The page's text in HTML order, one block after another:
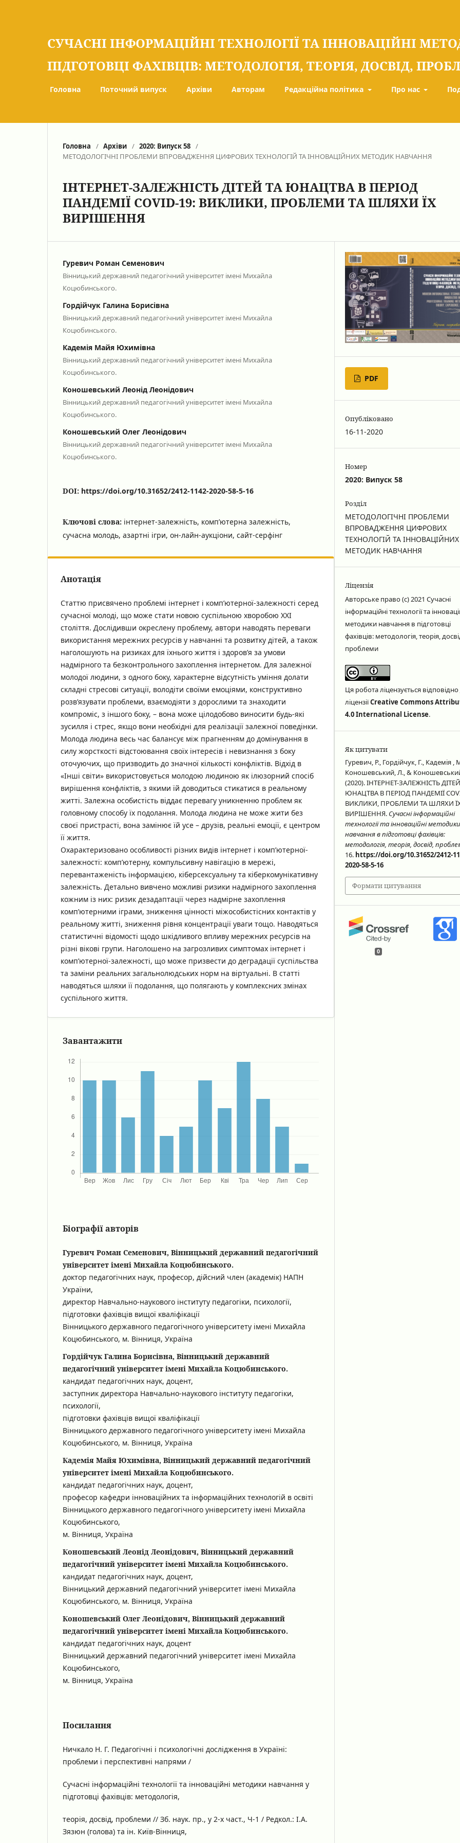
СУЧАСНІ ІНФОРМАЦІЙНІ ТЕХНОЛОГІЇ ТА ІННОВАЦІЙНІ
ПІДГОТОВЦІ ФАХІВЦІВ: МЕТОДОЛОГІЯ, ТЕОРІЯ, ДОСВІД,
Головна Поточний випуск Архіви Авторам Редакційна політика Про нас
Головна / Архіви / 2020: Випуск 58 /
МЕТОДОЛОГІЧНІ ПРОБЛЕМИ ВПРОВАДЖЕННЯ ЦИФРОВИХ ТЕХНОЛОГІЙ ТА ІННОВАЦІЙНИХ МЕТОДИК НАВЧАННЯ
ІНТЕРНЕТ-ЗАЛЕЖНІСТЬ ДІТЕЙ ТА ЮНАЦТВА В ПЕРІОД
ПАНДЕМІЇ COVID-19: ВИКЛИКИ, ПРОБЛЕМИ ТА ШЛЯХИ ЇХ
ВИРІШЕННЯ
Гуревич Роман Семенович
Вінницький державний педагогічний університет імені Михайла
Коцюбинського.
Гордійчук Галина Борисівна
Вінницький державний педагогічний університет імені Михайла
Коцюбинського.
Кадемія Майя Юхимівна
Вінницький державний педагогічний університет імені Михайла
Коцюбинського.
Коношевський Леонід Леонідович
Вінницький державний педагогічний університет імені Михайла
Коцюбинського.
Коношевський Олег Леонідович
Вінницький державний педагогічний університет імені Михайла
Коцюбинського.
DOI: https://doi.org/10.31652/2412-1142-2020-58-5-16
Ключові слова: інтернет-залежність, комп’ютерна залежність,
сучасна молодь, азартні ігри, он-лайн-аукціони, сайт-серфінг
Анотація
Статтю присвячено проблемі інтернет і комп’ютерної-залежності серед
сучасної молоді, що може стати новою суспільною хворобою ХХІ
століття. Дослідивши окреслену проблему, автори наводять переваги
використання мережних ресурсів у навчанні та розвитку дітей, а також
наголошують на ризиках для їхнього життя і здоров’я за умови
надмірного та безконтрольного захоплення інтернетом. Для залежної
молодої людини, з одного боку, характерне відсутність уміння долати
складні стресові ситуації, володіти своїми емоціями, конструктивно
розв’язувати проблеми, взаємодіяти з дорослими та знаходити
компроміс, з іншого боку, – вона може цілодобово виносити будь-які
зусилля і стрес, якщо вони необхідні для реалізації залежної поведінки.
Молода людина весь час балансує між прагненням до домінування в
силу жорсткості відстоювання своїх інтересів і невизнання з боку
оточуючих, що призводить до значної кількості конфліктів. Відхід в
«Інші світи» використовується молодою людиною як ілюзорний спосіб
вирішення конфліктів, з якими їй доводиться стикатися в реальному
житті. Залежна особистість віддає перевагу уникненню проблем як
головному способу їх подолання. Молода людина не може жити без
своєї пристрасті, вона замінює їй усе – друзів, реальні емоції, є центром
її життя.
Охарактеризовано особливості різних видів інтернет і комп’ютерної-
залежності: комп’ютерну, компульсивну навігацію в мережі,
перевантаженість інформацією, кіберсексуальну та кіберкомунікативну
залежність. Детально вивчено можливі ризики надмірного захоплення
кожним із них: ризик дезадаптації через надмірне захоплення
комп’ютерними іграми, зниження цінності міжособистісних контактів у
реальному житті, зниження рівня концентрації уваги тощо. Наводяться
статистичні відомості щодо шкідливого впливу мережних ресурсів на
різні вікові групи. Наголошено на загрозливих симптомах інтернет і
комп’ютерної-залежності, що може призвести до деградації суспільства
та заміни реальних загальнолюдських норм на віртуальні. В статті
наводяться шляхи її подолання, що полягають у комплексних змінах
суспільного життя.
Завантажити
Біографії авторів
Гуревич Роман Семенович, Вінницький державний педагогічний
університет імені Михайла Коцюбинського.
доктор педагогічних наук, професор, дійсний член (академік) НАПН
України,
директор Навчально-наукового інституту педагогіки, психології,
підготовки фахівців вищої кваліфікації
Вінницького державного педагогічного університету імені Михайла
Коцюбинського, м. Вінниця, Україна
Гордійчук Галина Борисівна, Вінницький державний
педагогічний університет імені Михайла Коцюбинського.
кандидат педагогічних наук, доцент,
заступник директора Навчально-наукового інституту педагогіки,
психології,
підготовки фахівців вищої кваліфікації
Вінницького державного педагогічного університету імені Михайла
Коцюбинського, м. Вінниця, Україна
Кадемія Майя Юхимівна, Вінницький державний педагогічний
університет імені Михайла Коцюбинського.
кандидат педагогічних наук, доцент,
професор кафедри інноваційних та інформаційних технологій в освіті
Вінницького державного педагогічного університету імені Михайла
Коцюбинського,
м. Вінниця, Україна
Коношевський Леонід Леонідович, Вінницький державний
педагогічний університет імені Михайла Коцюбинського.
кандидат педагогічних наук, доцент,
Вінницький державний педагогічний університет імені Михайла
Коцюбинського, м. Вінниця, Україна
Коношевський Олег Леонідович, Вінницький державний
педагогічний університет імені Михайла Коцюбинського.
кандидат педагогічних наук, доцент
Вінницький державний педагогічний університет імені Михайла
Коцюбинського,
м. Вінниця, Україна
Посилання
Ничкало Н. Г. Педагогічні і психологічні дослідження в Україні:
проблеми і перспективні напрями /
Сучасні інформаційні технології та інноваційні методики навчання у
підготовці фахівців: методологія,
теорія, досвід, проблеми // Зб. наук. пр., у 2-х част., Ч-1 / Редкол.: І.А.
Зязюн (голова) та ін. Київ-Вінниця,
PDF
Опубліковано
16-11-2020
Номер
2020: Випуск 58
Розділ
МЕТОДОЛОГІЧНІ ПРОБЛЕМИ
ВПРОВАДЖЕННЯ ЦИФРОВИХ
ТЕХНОЛОГІЙ ТА ІННОВАЦІЙНИХ
МЕТОДИК НАВЧАННЯ
Ліцензія
Авторське право (c) 2021 Сучасні
інформаційні технології та
методики навчання в підготовці
фахівців: методологія, теорія,
проблеми
Ця робота ліцензується
ліцензіїCreative Commons
4.0 International License.
Як цитувати
Гуревич, Р., Гордійчук, Г., Кадемія ,
Коношевський, Л., &
(2020). ІНТЕРНЕТ-ЗАЛЕЖНІСТЬ
ЮНАЦТВА В ПЕРІОД ПАНДЕМІЇ
ВИКЛИКИ, ПРОБЛЕМИ ТА ШЛЯХИ
ВИРІШЕННЯ. Сучасні інформаційні
технології та інноваційні методики
навчання в підготовці фахівців:
методологія, теорія, досвід,
16. https://doi.org/10.31652/2412-
2020-58-5-16
Формати цитування
0